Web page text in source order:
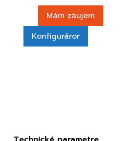
Mám záujem
Konfiguráror